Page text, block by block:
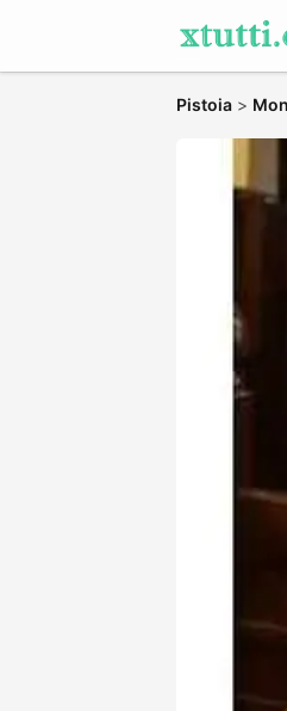
Pistoia >